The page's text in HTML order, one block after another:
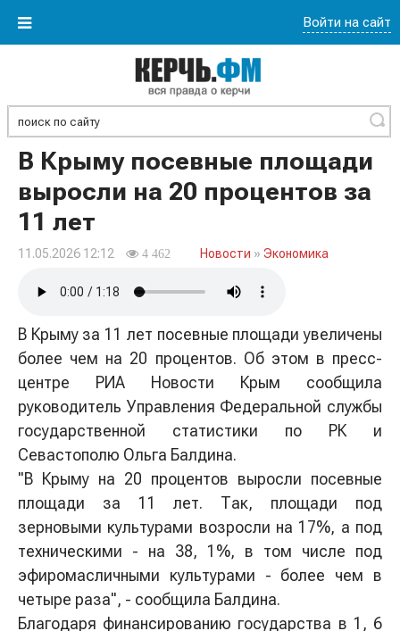
Найти
Войти на сайт
В Крыму посевные площади
выросли на 20 процентов за
11 лет
11.05.2026 12:12 4 462 Новости » Экономика
В Крыму за 11 лет посевные площади увеличены
более чем на 20 процентов. Об этом в пресс-
центре РИА Новости Крым сообщила
руководитель Управления Федеральной службы
государственной статистики по РК и
Севастополю Ольга Балдина.
"В Крыму на 20 процентов выросли посевные
площади за 11 лет. Так, площади под
зерновыми культурами возросли на 17%, а под
техническими - на 38, 1%, в том числе под
эфиромасличными культурами - более чем в
четыре раза", - сообщила Балдина.
Благодаря финансированию государства в 1, 6